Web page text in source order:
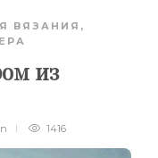
ВЯЗАНИЯ ,
из
1416